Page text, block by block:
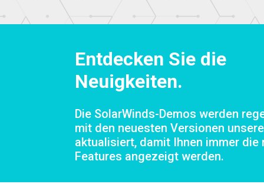
Entdecken Sie die
Neuigkeiten.
Die SolarWinds-Demos werden
mit den neuesten Versionen
aktualisiert, damit Ihnen immer die
Features angezeigt werden.